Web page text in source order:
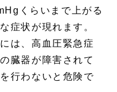
くらいまで上がる
症状が現れます。
は、高血圧緊急症
臓器が障害されて
行わないと危険で